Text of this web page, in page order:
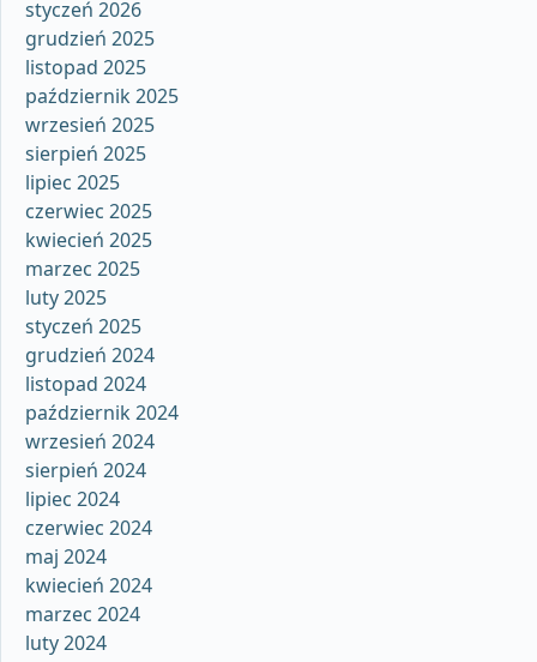
styczeń 2026
grudzień 2025
listopad 2025
październik 2025
wrzesień 2025
sierpień 2025
lipiec 2025
czerwiec 2025
kwiecień 2025
marzec 2025
luty 2025
styczeń 2025
grudzień 2024
listopad 2024
październik 2024
wrzesień 2024
sierpień 2024
lipiec 2024
czerwiec 2024
maj 2024
kwiecień 2024
marzec 2024
luty 2024